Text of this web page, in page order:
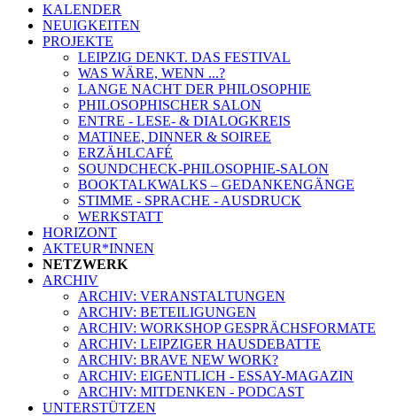
KALENDER
NEUIGKEITEN
PROJEKTE
LEIPZIG DENKT. DAS FESTIVAL
WAS WÄRE, WENN ...?
LANGE NACHT DER PHILOSOPHIE
PHILOSOPHISCHER SALON
ENTRE - LESE- & DIALOGKREIS
MATINEE, DINNER & SOIREE
ERZÄHLCAFÉ
SOUNDCHECK-PHILOSOPHIE-SALON
BOOKTALKWALKS – GEDANKENGÄNGE
STIMME - SPRACHE - AUSDRUCK
WERKSTATT
HORIZONT
AKTEUR*INNEN
NETZWERK
ARCHIV
ARCHIV: VERANSTALTUNGEN
ARCHIV: BETEILIGUNGEN
ARCHIV: WORKSHOP GESPRÄCHSFORMATE
ARCHIV: LEIPZIGER HAUSDEBATTE
ARCHIV: BRAVE NEW WORK?
ARCHIV: EIGENTLICH - ESSAY-MAGAZIN
ARCHIV: MITDENKEN - PODCAST
UNTERSTÜTZEN